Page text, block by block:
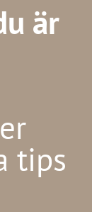
är
tips